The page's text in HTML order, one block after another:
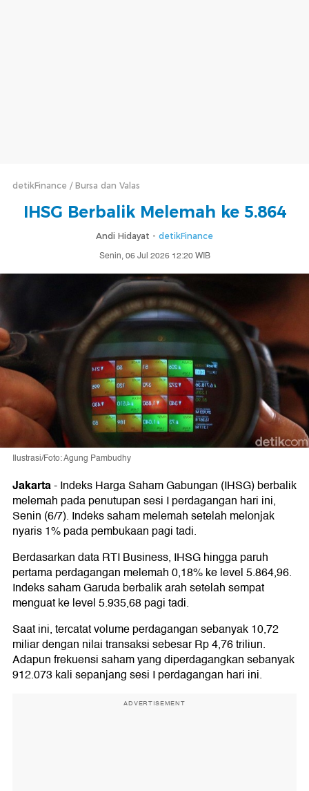
detikFinance Bursa dan Valas
IHSG Berbalik Melemah ke 5.864
Andi Hidayat - detikFinance
Senin, 06 Jul 2026 12:20 WIB
Ilustrasi/Foto: Agung Pambudhy
Jakarta-Indeks Harga Saham Gabungan (IHSG) berbalik
melemah pada penutupan sesi I perdagangan hari ini,
Senin (6/7). Indeks saham melemah setelah melonjak
nyaris 1% pada pembukaan pagi tadi.
Berdasarkan data RTI Business, IHSG hingga paruh
pertama perdagangan melemah 0,18% ke level 5.864,96.
Indeks saham Garuda berbalik arah setelah sempat
menguat ke level 5.935,68 pagi tadi.
Saat ini, tercatat volume perdagangan sebanyak 10,72
miliar dengan nilai transaksi sebesar Rp 4,76 triliun.
Adapun frekuensi saham yang diperdagangkan sebanyak
912.073 kali sepanjang sesi I perdagangan hari ini.
ADVERTISEMENT